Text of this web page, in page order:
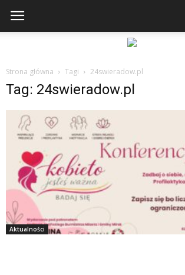
Strona główna Tagi 24swieradow.pl
Tag: 24swieradow.pl
Aktualności